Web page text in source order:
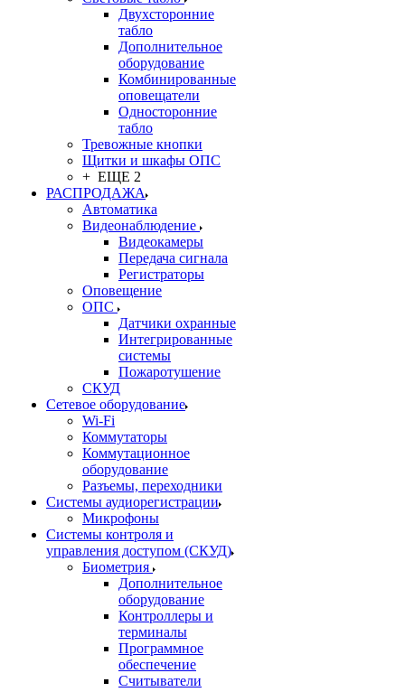
Двухсторонние
табло
Дополнительное
оборудование
Комбинированные
оповещатели
Односторонние
табло
Тревожные кнопки
Щитки и шкафы ОПС
+ ЕЩЕ 2
РАСПРОДАЖА
Автоматика
Видеонаблюдение
Видеокамеры
Передача сигнала
Регистраторы
Оповещение
ОПС
Датчики охранные
Интегрированные
системы
Пожаротушение
СКУД
Сетевое оборудование
Wi-Fi
Коммутаторы
Коммутационное
оборудование
Разъемы, переходники
Системы аудиорегистрации
Микрофоны
Системы контроля и
управления доступом (СКУД)
Биометрия
Дополнительное
оборудование
Контроллеры и
терминалы
Программное
обеспечение
Считыватели